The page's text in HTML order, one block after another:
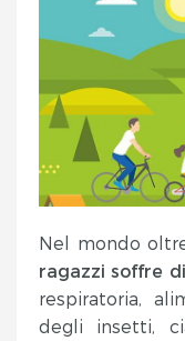
Nel mondo
ragazzi soffre
respiratoria,
degli insetti,